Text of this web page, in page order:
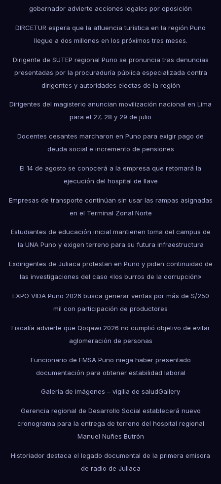
gobernador advierte acciones legales por oposición
DIRCETUR espera que la afluencia turística en la región Puno
llegue a dos millones en los próximos tres meses.
Dirigente de SUTEP regional Puno se pronuncia tras denuncias
presentadas por la procuraduría pública especializada contra
dirigentes y autoridades electas de la región
Dirigentes del magisterio anuncian movilización nacional en Lima
para el 27, 28 y 29 de julio
Docentes cesantes marcharon en Puno para exigir pago de
deuda social e incremento de pensiones
El 14 de agosto se conocerá a la empresa que retomará la
ejecución del hospital de Ilave
Empresas de transporte continúan sin usar las rampas asignadas
en el Terminal Zonal Norte
Estudiantes de educación inicial mantienen toma del campus de
la UNA Puno y exigen terreno para su futura infraestructura
Exdirigentes de Juliaca protestan en Puno y piden continuidad de
las investigaciones del caso «los burros de la corrupción»
EXPO VIDA Puno 2026 busca generar ventas por más de S/250
mil con participación de productores
Fiscalía advierte que Qoqawi 2026 no cumplió objetivo de evitar
aglomeración de personas
Funcionario de EMSA Puno niega haber presentado
documentación para obtener estabilidad laboral
Galería de imágenes – vigilia de saludGallery
Gerencia regional de Desarrollo Social establecerá nuevo
cronograma para la entrega de terreno del hospital regional
Manuel Nuñes Butrón
Historiador destaca el legado documental de la primera emisora
de radio de Juliaca